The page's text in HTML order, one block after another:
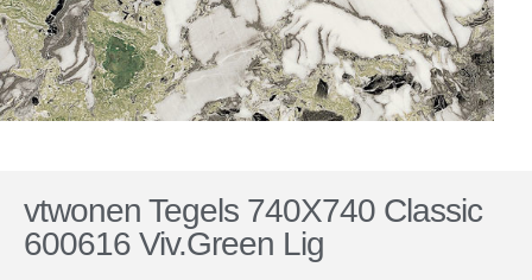
vtwonen Tegels 740X740 Classic
600616 Viv.Green Lig